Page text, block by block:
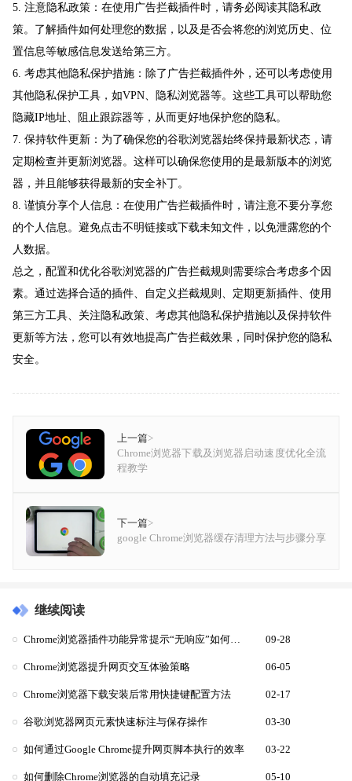
5. 注意隐私政策：在使用广告拦截插件时，请务必阅读其隐私政
策。了解插件如何处理您的数据，以及是否会将您的浏览历史、位
置信息等敏感信息发送给第三方。
6. 考虑其他隐私保护措施：除了广告拦截插件外，还可以考虑使用
其他隐私保护工具，如VPN、隐私浏览器等。这些工具可以帮助您
隐藏IP地址、阻止跟踪器等，从而更好地保护您的隐私。
7. 保持软件更新：为了确保您的谷歌浏览器始终保持最新状态，请
定期检查并更新浏览器。这样可以确保您使用的是最新版本的浏览
器，并且能够获得最新的安全补丁。
8. 谨慎分享个人信息：在使用广告拦截插件时，请注意不要分享您
的个人信息。避免点击不明链接或下载未知文件，以免泄露您的个
人数据。
总之，配置和优化谷歌浏览器的广告拦截规则需要综合考虑多个因
素。通过选择合适的插件、自定义拦截规则、定期更新插件、使用
第三方工具、关注隐私政策、考虑其他隐私保护措施以及保持软件
更新等方法，您可以有效地提高广告拦截效果，同时保护您的隐私
安全。
上一篇>
Chrome浏览器下载及浏览器启动速度优化全流
程教学
下一篇>
google Chrome浏览器缓存清理方法与步骤分享
继续阅读
Chrome浏览器插件功能异常提示“无响应”如何排查冲突 09-28
Chrome浏览器提升网页交互体验策略 06-05
Chrome浏览器下载安装后常用快捷键配置方法 02-17
谷歌浏览器网页元素快速标注与保存操作 03-30
如何通过Google Chrome提升网页脚本执行的效率 03-22
如何删除Chrome浏览器的自动填充记录 05-10